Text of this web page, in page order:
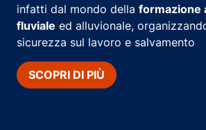
infatti dal mondo della formazione
fluviale ed alluvionale,
sicurezza sul lavoro e salvamento
SCOPRI DI PIÙ